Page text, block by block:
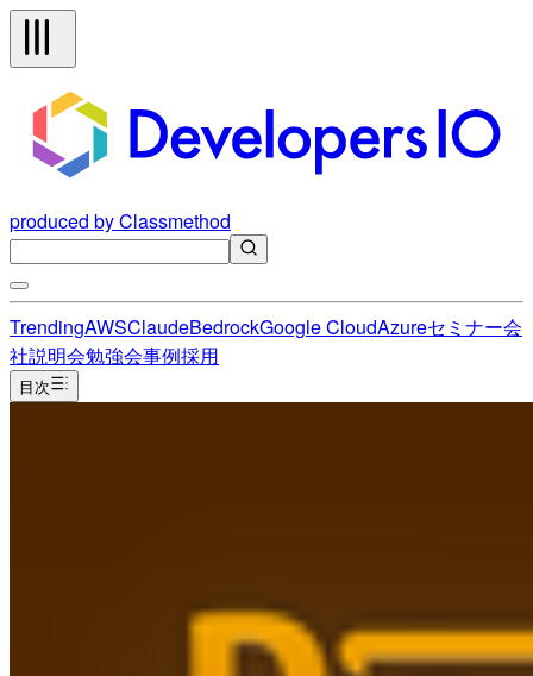
produced by Classmethod
TrendingAWSClaudeBedrockGoogle CloudAzureセミナー会
社説明会勉強会事例採用
目次